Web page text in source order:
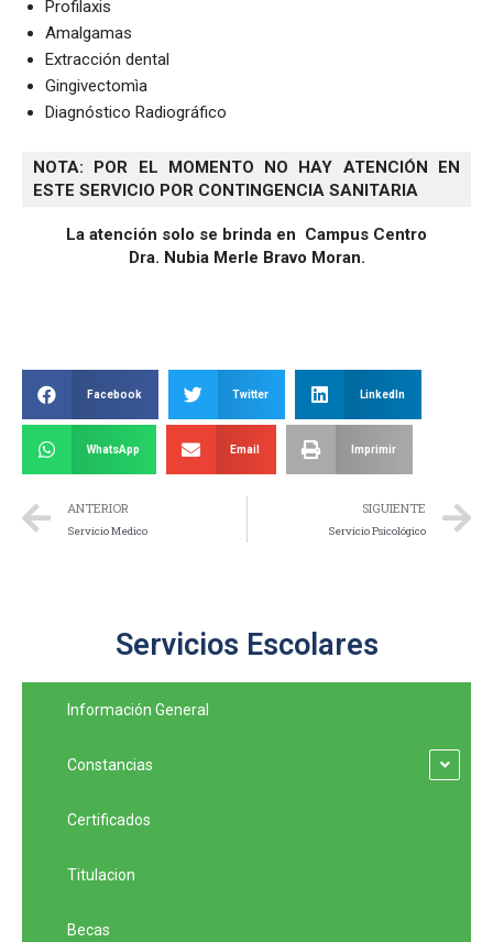
Profilaxis
Amalgamas
Extracción dental
Gingivectomìa
Diagnóstico Radiográfico
NOTA: POR EL MOMENTO NO HAY ATENCIÓN EN
ESTE SERVICIO POR CONTINGENCIA SANITARIA
La atención solo se brinda en Campus Centro
Dra. Nubia Merle Bravo Moran.
Facebook Twitter LinkedIn
WhatsApp Email Imprimir
ANTERIOR
Servicio Medico
SIGUIENTE
Servicio Psicológico
Servicios Escolares
Información General
Constancias
Certificados
Titulacion
Becas